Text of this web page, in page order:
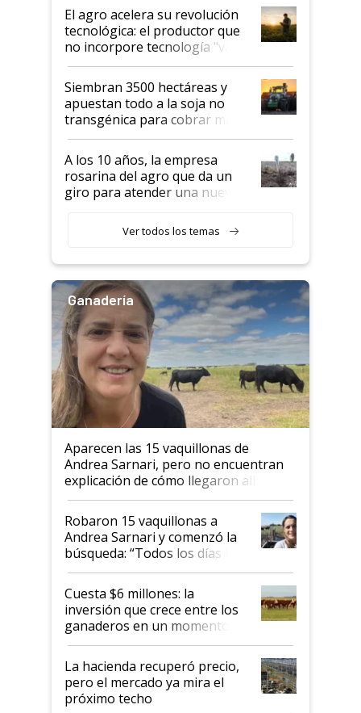
El agro acelera su revolución
tecnológica: el productor que
no incorpore tecnología "va a
perder el tren"
Siembran 3500 hectáreas y
apuestan todo a la soja no
transgénica para cobrar más
por tonelada: compraron un
semillero
A los 10 años, la empresa
rosarina del agro que da un
giro para atender una nueva
Ver todos los temas
Ganadería
Aparecen las 15 vaquillonas de
Andrea Sarnari, pero no encuentran
explicación de cómo llegaron allí
Robaron 15 vaquillonas a
Andrea Sarnari y comenzó la
búsqueda: “Todos los días le
toca a algún productor”
Cuesta $6 millones: la
inversión que crece entre los
ganaderos en un momento
histórico para la actividad
La hacienda recuperó precio,
pero el mercado ya mira el
próximo techo